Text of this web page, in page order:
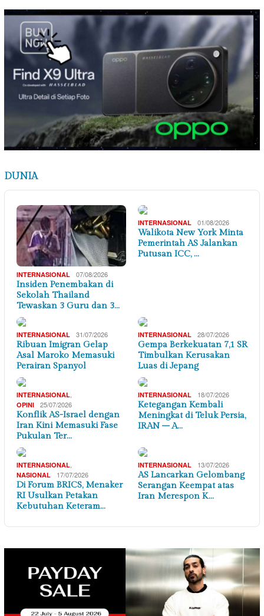
DUNIA
INTERNASIONAL 07/08/2026
Insiden Penembakan di
Sekolah Thailand
Tewaskan 3 Guru dan 3…
INTERNASIONAL 01/08/2026
Walikota New York Minta
Pemerintah AS Jalankan
Putusan ICC, …
INTERNASIONAL 31/07/2026
Ribuan Imigran Gelap
Asal Maroko Memasuki
Perairan Spanyol
INTERNASIONAL 28/07/2026
Gempa Berkekuatan 7,1 SR
Timbulkan Kerusakan
Luas di Jepang
INTERNASIONAL
OPINI 25/07/2026
Konflik AS-Israel dengan
Iran Kini Memasuki Fase
Pukulan Ter…
INTERNASIONAL 18/07/2026
Ketegangan Kembali
Meningkat di Teluk Persia,
IRAN – A…
INTERNASIONAL
NASIONAL 17/07/2026
Di Forum BRICS, Menaker
RI Usulkan Petakan
Kebutuhan Keteram…
INTERNASIONAL 13/07/2026
AS Lancarkan Gelombang
Serangan Keempat atas
Iran Merespon K…